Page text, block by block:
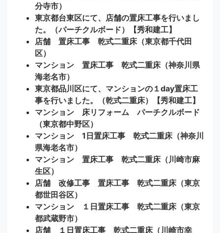
分寺市）
東京都台東区にて、店舗の置床工事を行いまし
た。（パーチクルボード）【秀和建工】
店舗 置床工事 乾式二重床（東京都千代田
区）
マンション 置床工事 乾式二重床（神奈川県
海老名市）
東京都品川区にて、マンションの１day置床工
事を行いました。（乾式二重床）【秀和建工】
マンション 床リフォーム パーチクルボード
（東京都中野区）
マンション 1日置床工事 乾式二重床（神奈川
県海老名市）
マンション 置床工事 乾式二重床（川崎市麻
生区）
店舗 改修工事 置床工事 乾式二重床（東京
都世田谷区）
マンション １日置床工事 乾式二重床（東京
都武蔵野市）
店舗 １日置床工事 乾式二重床（川崎市幸